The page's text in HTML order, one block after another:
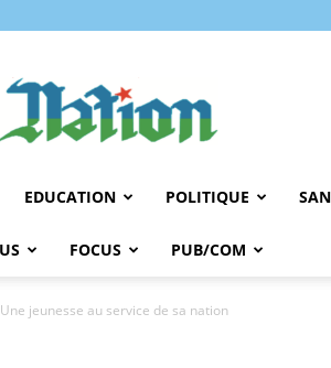
NATION
EDUCATION POLITIQUE
FOCUS PUB/COM
Une jeunesse au service de sa nation